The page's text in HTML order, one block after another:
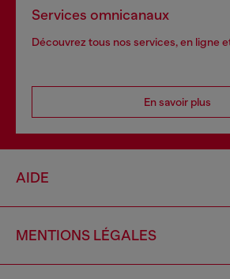
Services omnicanaux
Découvrez tous nos services, en ligne
En savoir plus
AIDE
MENTIONS LÉGALES